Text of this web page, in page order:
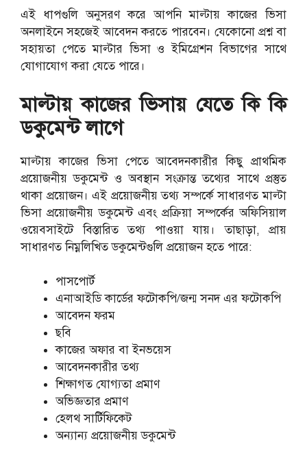
এই ধাপগুলি অনুসরণ করে আপনি মাল্টায় কাজের ভিসা
অনলাইনে সহজেই আবেদন করতে পারবেন। যেকোনো প্রশ্ন বা
সহায়তা পেতে মাল্টার ভিসা ও ইমিগ্রেশন বিভাগের সাথে
যোগাযোগ করা যেতে পারে।
মাল্টায় কাজের ভিসায় যেতে কি কি
ডকুমেন্ট লাগে
মাল্টায় কাজের ভিসা পেতে আবেদনকারীর কিছু প্রাথমিক
প্রয়োজনীয় ডকুমেন্ট ও অবস্থান সংক্রান্ত তথ্যের সাথে প্রস্তুত
থাকা প্রয়োজন। এই প্রয়োজনীয় তথ্য সম্পর্কে সাধারণত মাল্টা
ভিসা প্রয়োজনীয় ডকুমেন্ট এবং প্রক্রিয়া সম্পর্কের অফিসিয়াল
ওয়েবসাইটে বিস্তারিত তথ্য পাওয়া যায়। তাছাড়া, প্রায়
সাধারণত নিম্নলিখিত ডকুমেন্টগুলি প্রয়োজন হতে পারে:
পাসপোর্ট
এনাআইডি কার্ডের ফটোকপি/জন্ম সনদ এর ফটোকপি
আবেদন ফরম
ছবি
কাজের অফার বা ইনভয়েস
আবেদনকারীর তথ্য
শিক্ষাগত যোগ্যতা প্রমাণ
অভিজ্ঞতার প্রমাণ
হেলথ সার্টিফিকেট
অন্যান্য প্রয়োজনীয় ডকুমেন্ট